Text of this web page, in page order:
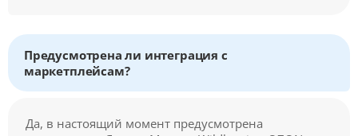
Предусмотрена ли интеграция с
маркетплейсам?
Да, в настоящий момент предусмотрена